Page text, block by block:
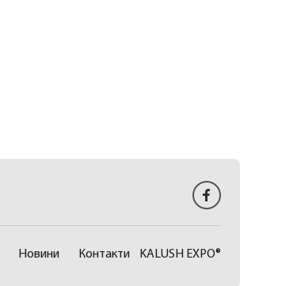
Новини Контакти KALUSH EXPO®